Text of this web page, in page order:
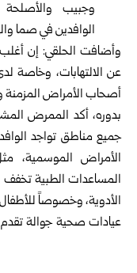
وجبيب والأصلحة
الوافدين في صما
وأضافت الحلقي: إن أغلب
عن الالتهابات، وخاصة
أصحاب الأمراض المزمنة
بدوره، أكد الممرض
جميع مناطق تواجد
الأمراض الموسمية،
المساعدات الطبية تخفف
الأدوية، وخصوصاً للأطفال